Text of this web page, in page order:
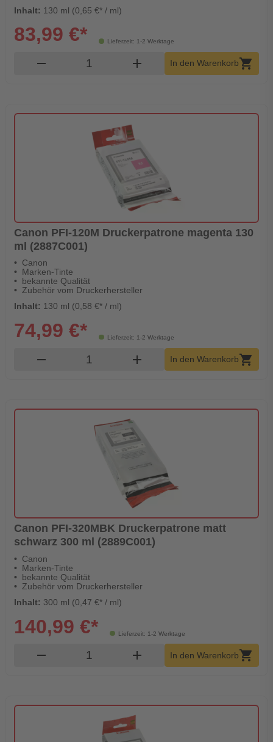
Inhalt: 130 ml (0,65 €* / ml)
Lieferzeit: 1-2 Werktage
83,99 €*
remove Produkt Warenkorb Menge
add In den Warenkorbshopping_cart
Canon PFI-120M Druckerpatrone magenta 130
ml (2887C001)
Canon
Marken-Tinte
bekannte Qualität
Zubehör vom Druckerhersteller
Inhalt: 130 ml (0,58 €* / ml)
Lieferzeit: 1-2 Werktage
74,99 €*
remove Produkt Warenkorb Menge
add In den Warenkorbshopping_cart
Canon PFI-320MBK Druckerpatrone matt
schwarz 300 ml (2889C001)
Canon
Marken-Tinte
bekannte Qualität
Zubehör vom Druckerhersteller
Inhalt: 300 ml (0,47 €* / ml)
Lieferzeit: 1-2 Werktage
140,99 €*
remove Produkt Warenkorb Menge
add In den Warenkorbshopping_cart